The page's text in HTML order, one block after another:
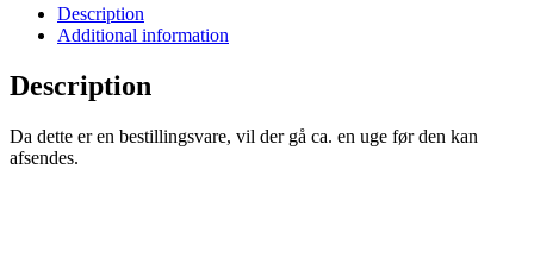
Description
Additional information
Description
Da dette er en bestillingsvare, vil der gå ca. en uge før den kan
afsendes.